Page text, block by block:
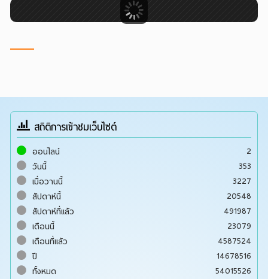
สถิติการเข้าชมเว็บไซต์
ออนไลน์
2
วันนี้
353
เมื่อวานนี้
3227
สัปดาห์นี้
20548
สัปดาห์ที่แล้ว
491987
เดือนนี้
23079
เดือนที่แล้ว
4587524
ปี
14678516
ทั้งหมด
54015526